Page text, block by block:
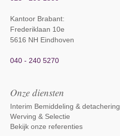
Kantoor Brabant:
Frederiklaan 10e
5616 NH Eindhoven
040 - 240 5270
Onze diensten
Interim Bemiddeling & detachering
Werving & Selectie
Bekijk onze referenties